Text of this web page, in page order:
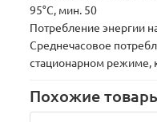
95°С, мин. 50
Потребление энергии
Среднечасовое
стационарном режиме,
Похожие